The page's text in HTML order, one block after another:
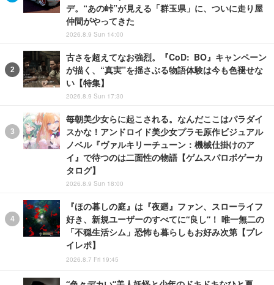
デ。“あの峠”が見える「群玉県」に、ついに走り屋
仲間がやってきた
2026.8.9 Sun 14:00
古さを超えてなお強烈。『CoD: BO』キャンペーン
が描く、“真実”を揺さぶる物語体験は今も色褪せな
い【特集】
2026.8.9 Sun 17:30
毎朝美少女らに起こされる。なんだここはパラダイ
スかな！アンドロイド美少女プラモ原作ビジュアル
ノベル『ヴァルキリーチューン：機械仕掛けのア
イ』で待つのは二面性の物語【ゲムスパロボゲーカ
タログ】
2026.8.9 Sun 18:00
『ほの暮しの庭』は『夜廻』ファン、スローライフ
好き、新規ユーザーのすべてに“良し”！ 唯一無二の
「不穏生活シム」恐怖も暮らしもお好み次第【プレ
イレポ】
2026.8.7 Fri 19:45